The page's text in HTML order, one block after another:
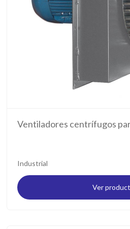
Ventiladores centrífugos
Industrial
Ver